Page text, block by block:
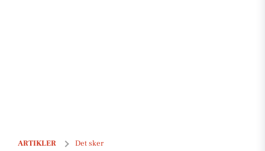
ARTIKLER Det sker
Oplev Nyt Hesteliv: En dag med heste og æsler i Morud